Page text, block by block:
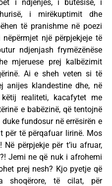
i ndjenjës, i butësisë, i
i mirëkuptimit dhe
të pranishme në poezi
një përpjekjeje të
ndjenjash frymëzënëse
mjeruese prej kalbëzimit
Ai e sheh veten si të
anijes klandestine dhe, në
realiteti, kacafytet me
e babëzinë, që tentojnë
fundosur në errësirën e
për të përqafuar lirinë. Mos
përpjekje për t’iu afruar,
Jemi ne që nuk i afrohemi
prej nesh? Kjo pyetje që
shoqërore, të cilat, për